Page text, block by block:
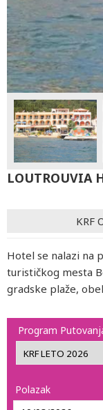
LOUTROUVIA
KRF
Hotel se nalazi na
turističkog mesta
gradske plaže,
Program
Polazak